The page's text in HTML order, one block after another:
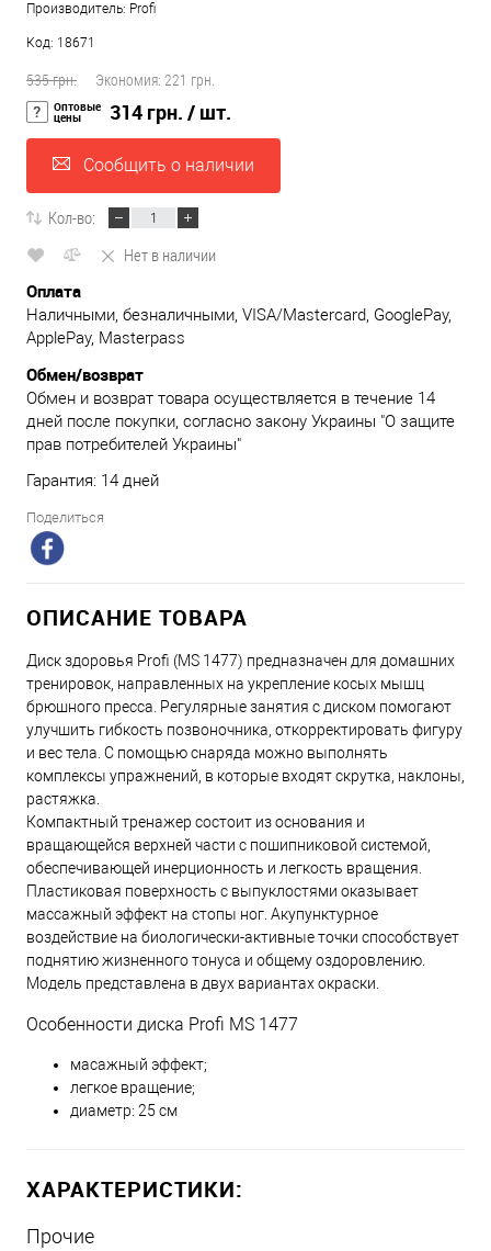
Производитель: Profi
Код: 18671
535 грн. Экономия: 221 грн.
Оптовые
цены 314 грн. / шт.
Сообщить о наличии
Кол-во:
Нет в наличии
Оплата
Наличными, безналичными, VISA/Mastercard, GooglePay,
ApplePay, Masterpass
Обмен/возврат
Обмен и возврат товара осуществляется в течение 14
дней после покупки, согласно закону Украины "О защите
прав потребителей Украины"
Гарантия: 14 дней
Поделиться
ОПИСАНИЕ ТОВАРА
Диск здоровья Profi (MS 1477) предназначен для домашних
тренировок, направленных на укрепление косых мышц
брюшного пресса. Регулярные занятия с диском помогают
улучшить гибкость позвоночника, откорректировать фигуру
и вес тела. С помощью снаряда можно выполнять
комплексы упражнений, в которые входят скрутка, наклоны,
растяжка.
Компактный тренажер состоит из основания и
вращающейся верхней части с пошипниковой системой,
обеспечивающей инерционность и легкость вращения.
Пластиковая поверхность с выпуклостями оказывает
массажный эффект на стопы ног. Акупунктурное
воздействие на биологически-активные точки способствует
поднятию жизненного тонуса и общему оздоровлению.
Модель представлена в двух вариантах окраски.
Особенности диска Profi MS 1477
масажный эффект;
легкое вращение;
диаметр: 25 см
ХАРАКТЕРИСТИКИ:
Прочие